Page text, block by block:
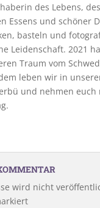
des Lebens,
Essens und schöner
basteln und
Leidenschaft. 2021
Traum vom
leben wir in
und nehmen euch
wird nicht